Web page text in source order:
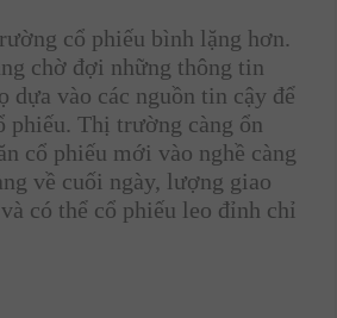
cổ phiếu bình lặng hơn.
chờ đợi những thông tin
dựa vào các nguồn tin cậy để
phiếu. Thị trường càng ổn
cổ phiếu mới vào nghề càng
về cuối ngày, lượng giao
có thể cổ phiếu leo đỉnh chỉ